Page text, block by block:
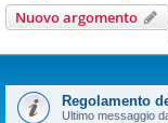
Nuovo argomento
Regolamento
Ultimo messaggio